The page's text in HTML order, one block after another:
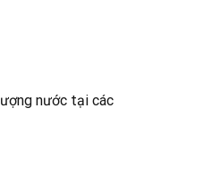
nước tại các